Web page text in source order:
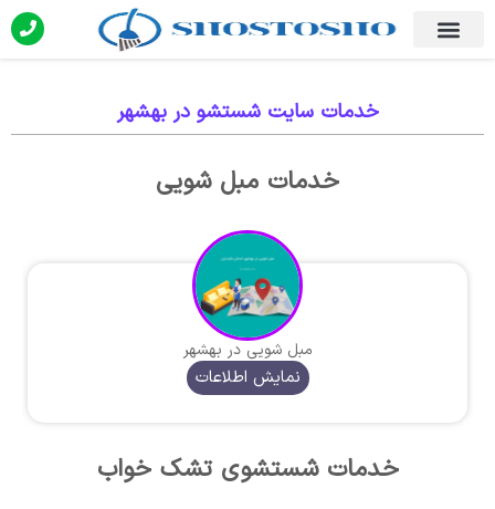
خدمات سایت شستشو در بهشهر
خدمات مبل شویی
مبل شویی در بهشهر
نمایش اطلاعات
خدمات شستشوی تشک خواب